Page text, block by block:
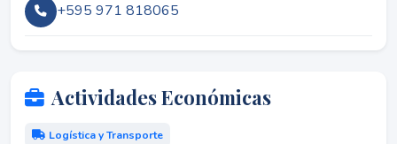
+595 971 818065
Actividades Económicas
Logística y Transporte